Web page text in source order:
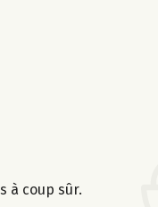
à coup sûr.